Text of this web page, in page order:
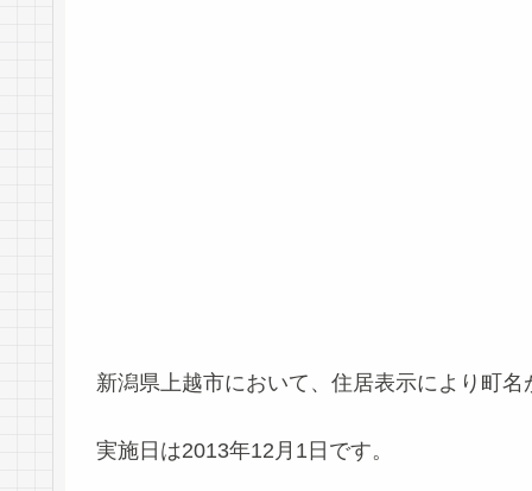
新潟県上越市において、住居表示により町
実施日は2013年12月1日です。